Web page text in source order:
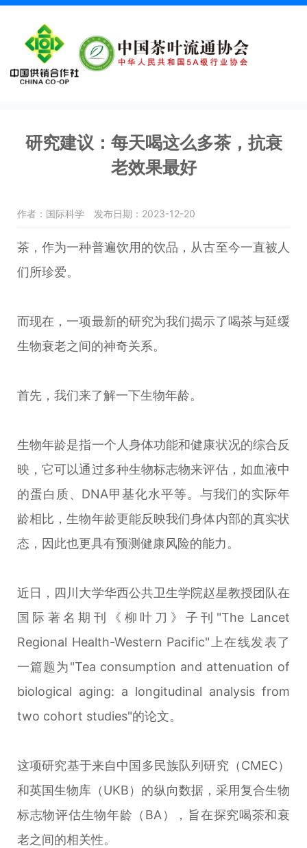
研究建议：每天喝这么多茶，抗衰
老效果最好
作者：国际科学 发布日期：2023-12-20
茶，作为一种普遍饮用的饮品，从古至今一直被人
们所珍爱。
而现在，一项最新的研究为我们揭示了喝茶与延缓
生物衰老之间的神奇关系。
首先，我们来了解一下生物年龄。
生物年龄是指一个人身体功能和健康状况的综合反
映，它可以通过多种生物标志物来评估，如血液中
的蛋白质、DNA甲基化水平等。与我们的实际年
龄相比，生物年龄更能反映我们身体内部的真实状
态，因此也更具有预测健康风险的能力。
近日，四川大学华西公共卫生学院赵星教授团队在
国际著名期刊《柳叶刀》子刊"The Lancet
Regional Health-Western Pacific"上在线发表了
一篇题为"Tea consumption and attenuation of
biological aging: a longitudinal analysis from
two cohort studies"的论文。
这项研究基于来自中国多民族队列研究（CMEC）
和英国生物库（UKB）的纵向数据，采用复合生物
标志物评估生物年龄（BA），旨在探究喝茶和衰
老之间的相关性。